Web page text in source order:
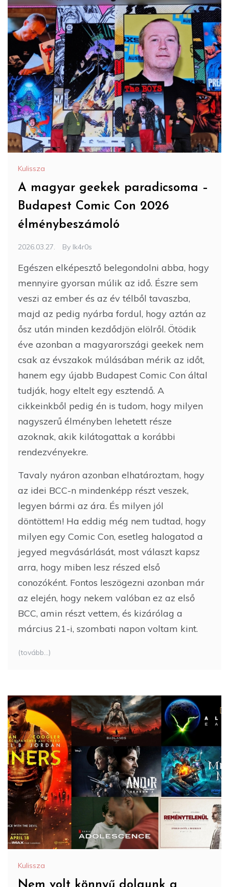
Kulissza
A magyar geekek paradicsoma –
Budapest Comic Con 2026
élménybeszámoló
2026.03.27. By Ik4r0s
Egészen elképesztő belegondolni abba, hogy
mennyire gyorsan múlik az idő. Észre sem
veszi az ember és az év télből tavaszba,
majd az pedig nyárba fordul, hogy aztán az
ősz után minden kezdődjön elölről. Ötödik
éve azonban a magyarországi geekek nem
csak az évszakok múlásában mérik az időt,
hanem egy újabb Budapest Comic Con által
tudják, hogy eltelt egy esztendő. A
cikkeinkből pedig én is tudom, hogy milyen
nagyszerű élményben lehetett része
azoknak, akik kilátogattak a korábbi
rendezvényekre.
Tavaly nyáron azonban elhatároztam, hogy
az idei BCC-n mindenképp részt veszek,
legyen bármi az ára. És milyen jól
döntöttem! Ha eddig még nem tudtad, hogy
milyen egy Comic Con, esetleg halogatod a
jegyed megvásárlását, most választ kapsz
arra, hogy miben lesz részed első
conozóként. Fontos leszögezni azonban már
az elején, hogy nekem valóban ez az első
BCC, amin részt vettem, és kizárólag a
március 21-i, szombati napon voltam kint.
(tovább…)
Kulissza